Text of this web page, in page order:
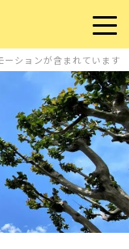
ーションが含まれています